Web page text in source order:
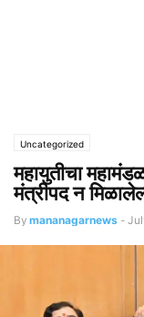
Uncategorized
महायुतीचा
मंत्रीपद न
By mananagarnews -